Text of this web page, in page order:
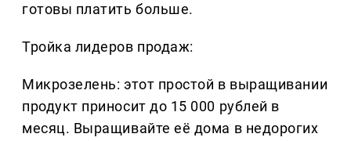
готовы платить больше.
Тройка лидеров продаж:
Микрозелень: этот простой в выращивании
продукт приносит до 15 000 рублей в
месяц. Выращивайте её дома в недорогих